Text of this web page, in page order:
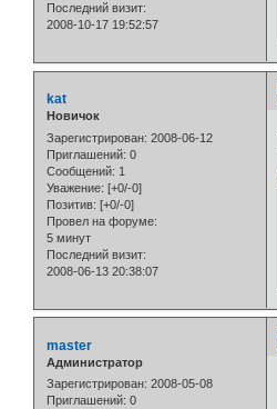
Последний визит:
2008-10-17 19:52:57
kat
Новичок
Зарегистрирован: 2008-06-12
Приглашений: 0
Сообщений: 1
Уважение: [+0/-0]
Позитив: [+0/-0]
Провел на форуме:
5 минут
Последний визит:
2008-06-13 20:38:07
master
Администратор
Зарегистрирован: 2008-05-08
Приглашений: 0